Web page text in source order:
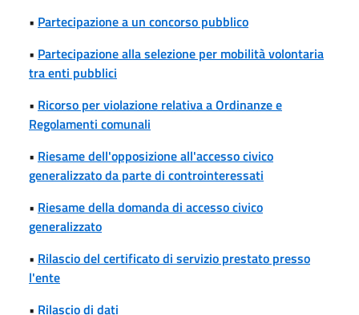
• Partecipazione a un concorso pubblico
• Partecipazione alla selezione per mobilità volontaria
tra enti pubblici
• Ricorso per violazione relativa a Ordinanze e
Regolamenti comunali
• Riesame dell'opposizione all'accesso civico
generalizzato da parte di controinteressati
• Riesame della domanda di accesso civico
generalizzato
• Rilascio del certificato di servizio prestato presso
l'ente
• Rilascio di dati